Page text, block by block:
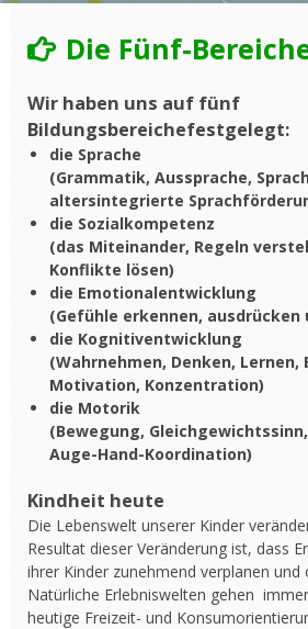
Die Fünf-
Wir haben uns auf fünf
Bildungsbereichefestgelegt:
die Sprache
(Grammatik, Aussprache,
altersintegrierte
die Sozialkompetenz
(das Miteinander, Regeln
Konflikte lösen)
die Emotionalentwicklung
(Gefühle erkennen,
die Kognitiventwicklung
(Wahrnehmen, Denken, Lernen,
Motivation, Konzentration)
die Motorik
(Bewegung,
Auge-Hand-Koordination)
Kindheit heute
Die Lebenswelt unserer Kinder
Resultat dieser Veränderung ist, dass
ihrer Kinder zunehmend verplanen und
Natürliche Erlebniswelten gehen
heutige Freizeit- und